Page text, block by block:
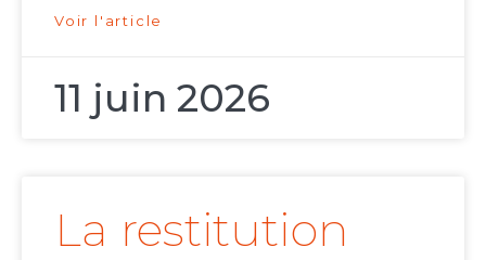
Voir l'article
11 juin 2026
La restitution